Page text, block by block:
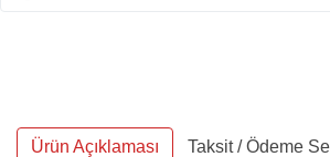
Ürün Açıklaması Taksit / Ödeme